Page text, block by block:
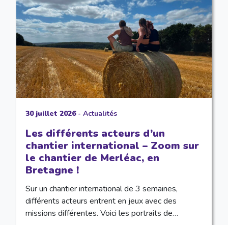
30 juillet 2026- Actualités
Les différents acteurs d’un
chantier international – Zoom sur
le chantier de Merléac, en
Bretagne !
Sur un chantier international de 3 semaines,
différents acteurs entrent en jeux avec des
missions différentes. Voici les portraits de…